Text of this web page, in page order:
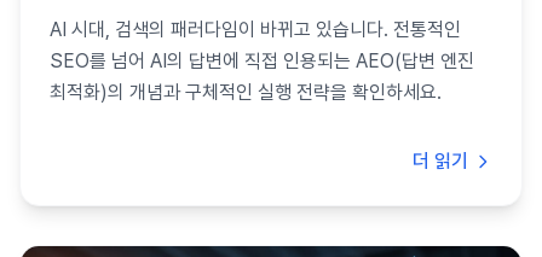
AI 시대, 검색의 패러다임이 바뀌고 있습니다. 전통적인
SEO를 넘어 AI의 답변에 직접 인용되는 AEO(답변 엔진
최적화)의 개념과 구체적인 실행 전략을 확인하세요.
더 읽기